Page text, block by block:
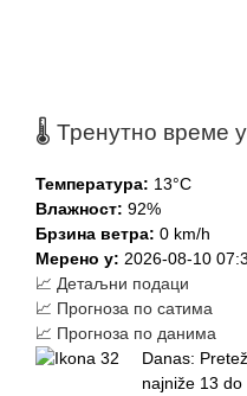
🌡️ Тренутно време у
Температура: 13°C
Влажност: 92%
Брзина ветра: 0 km/h
Мерено у: 2026-08-10
📈 Детаљни подаци
📈 Прогноза по сатима
📈 Прогноза по данима
Danas:
najniže 13 do